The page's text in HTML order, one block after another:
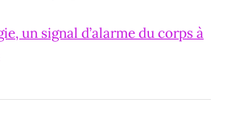
un signal d’alarme du corps à